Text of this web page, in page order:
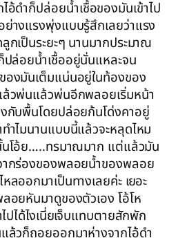
ดำก็ปล่อยน้ำเชื้อของมันเข้าไป
างแรงพุ่งแบบรู้สึกเลยว่าแรง
กเป็นระยะๆ นานมากประมาณ
ปล่อยน้ำเชื้ออยู่นั่นแหละจน
องมันเต็มแน่นอยู่ในท้องของ
วพ่นแล้วพ่นอีกพลอยเริ่มหน้า
กับพื้นโดยปล่อยก้นโด่งคาอยู่
ำไมนานแบบนี้แล้วจะหลุดไหม
โอ้ย…..ทรมาณมาก แต่แล้วมัน
กร่องของพลอยน้ำของพลอย
ลออกมาเป็นทางเลยค่ะ เยอะ
อยหันมาดูของตัวเอง โอ้โห
ไปได้ไงเนี่ยเจ็บแทบตายสักพัก
วก็ถอยออกมาห่างจากไอ้ดำ